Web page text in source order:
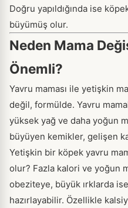
Doğru yapıldığında ise
büyümüş olur.
Neden Mama
Önemli?
Yavru maması ile yetişkin
değil, formülde. Yavru
yüksek yağ ve daha yoğun
büyüyen kemikler, gelişen
Yetişkin bir köpek yavru
olur? Fazla kalori ve yoğun
obeziteye, büyük ırklarda
hazırlayabilir. Özellikle